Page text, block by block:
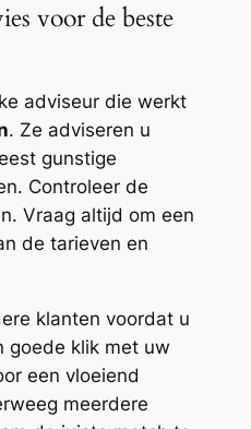
voor de beste
adviseur die werkt
. Ze adviseren u
gunstige
Controleer de
Vraag altijd om een
de tarieven en
klanten voordat u
goede klik met uw
een vloeiend
meerdere